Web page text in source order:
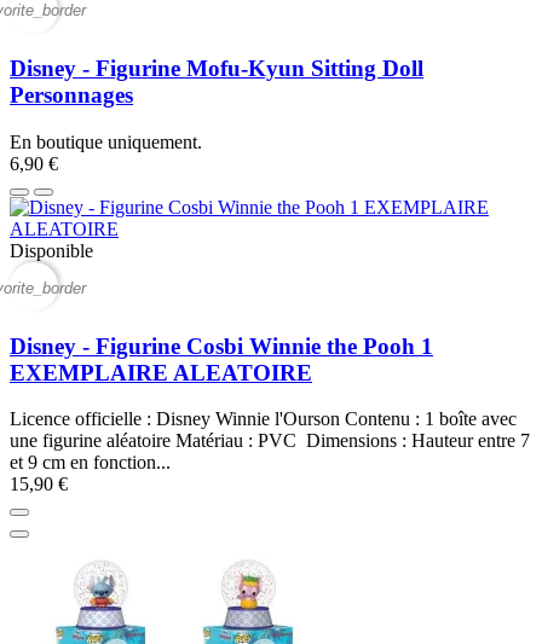
Disney - Figurine Mofu-Kyun Sitting Doll
Personnages
En boutique uniquement.
6,90 €
Disponible
Disney - Figurine Cosbi Winnie the Pooh 1
EXEMPLAIRE ALEATOIRE
Licence officielle : Disney Winnie l'Ourson Contenu : 1 boîte avec
une figurine aléatoire Matériau : PVC Dimensions : Hauteur entre 7
et 9 cm en fonction...
15,90 €